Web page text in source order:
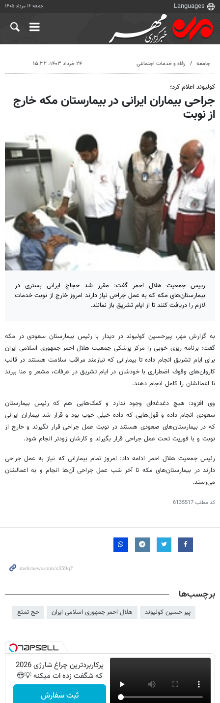
جمعه ۱۶ مرداد ۱۴۰۵
جامعه رفاه و خدمات اجتماعی ۲۴ خرداد ۱۴۰۳، ۱۵:۳۲
کولیوند اعلام کرد؛
جراحی بیماران ایرانی در بیمارستان مکه خارج
از نوبت
رییس جمعیت هلال احمر گفت: مقرر شد حجاج ایرانی بستری در
بیمارستان‌های مکه که به عمل جراحی نیاز دارند امروز خارج از نوبت خدمات
لازم را دریافت کنند تا از ایام تشریق باز نمانند.
به گزارش مهر، پیرحسین کولیوند در دیدار با رئیس بیمارستان سعودی در مکه
گفت: برنامهریزی خوبی را مرکز پزشکی جمعیت هلال احمر جمهوری اسلامی ایران
برای ایام تشریقانجام داده تا بیمارانی که نیازمند مراقب سلامت هستند در قالب
کاروان‌های وقوف اضطراری با خودشان در ایامتشریق در عرفات، مشعر و منا ببرند
تا اعمالشان را کامل انجام دهند.
وی افزود: هیچ دغدغه‌ای وجود ندارد و کمک‌هایی هم که رئیس بیمارستان
سعودی انجام داده و قول‌هایی که داده خیلی خوب بود و قرار شد بیماران ایرانی
که در بیمارستان‌های صعودی هستند در نوبت عمل جراحی قرار نگیرند و خارج از
نوبت و با فوریت تحت عمل جراحی قرار بگیرند و کارشان زودتر انجام شود.
رئیس جمعیت هلال احمر ادامه داد: امروز تمام بیمارانی که نیاز به عمل جراحی
دارند در بیمارستان‌های مکه تا آخر شب عمل جراحی آن‌ها انجام و به اعمالشان
می‌رسند.
کد مطلب6135517
برچسب‌ها
پیر حسین کولیوند هلال احمر جمهوری اسلامی ایران حج تمتع
پرکاربردترین چراغ شارژی 2026
که شگفت زده ات میکنه 💡😍
ثبت سفارش